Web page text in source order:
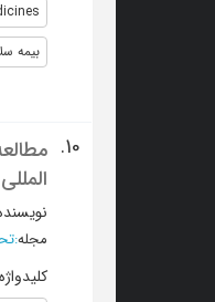
بیمه
10.
مجله: